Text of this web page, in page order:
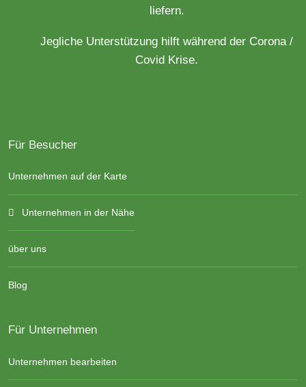
liefern.
Jegliche Unterstützung hilft während der Corona /
Covid Krise.
Für Besucher
Unternehmen auf der Karte
Unternehmen in der Nähe
über uns
Blog
Für Unternehmen
Unternehmen bearbeiten